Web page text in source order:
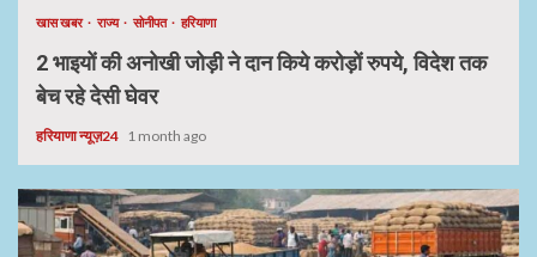
खास खबर राज्य सोनीपत हरियाणा
2 भाइयों की अनोखी जोड़ी ने दान किये करोड़ों रुपये, विदेश तक
बेच रहे देसी घेवर
हरियाणा न्यूज़24 1 month ago